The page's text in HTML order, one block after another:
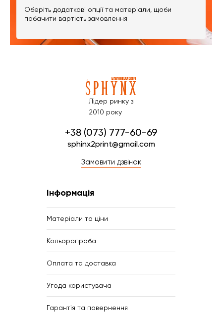
Оберіть додаткові опції та матеріали, щоби
побачити вартість замовлення
Лідер ринку з
2010 року
+38 (073) 777-60-69
sphinx2print@gmail.com
Замовити дзвінок
Інформація
Матеріали та ціни
Кольоропроба
Оплата та доставка
Угода користувача
Гарантія та повернення